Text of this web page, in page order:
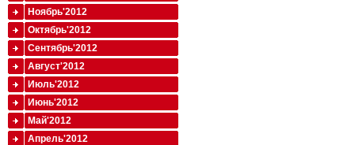
Ноябрь'2012
Октябрь'2012
Сентябрь'2012
Август'2012
Июль'2012
Июнь'2012
Май'2012
Апрель'2012